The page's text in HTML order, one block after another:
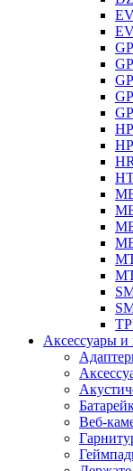
GP
HP
HR
Аксессуары и
Веб-